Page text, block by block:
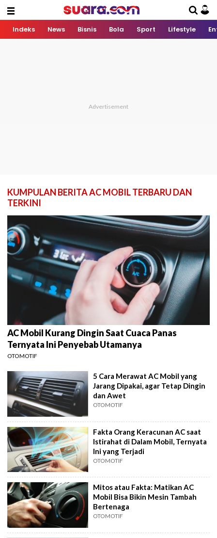
Indeks News Bisnis Bola Sport Lifestyle
KUMPULAN BERITA AC MOBIL TERBARU DAN
TERKINI
AC Mobil Kurang Dingin Saat Cuaca Panas
Ternyata Ini Penyebab Utamanya
OTOMOTIF
5 Cara Merawat AC Mobil yang
Jarang Dipakai, agar Tetap Dingin
dan Awet
OTOMOTIF
Fakta Orang Keracunan AC saat
Istirahat di Dalam Mobil, Ternyata
Ini yang Terjadi
OTOMOTIF
Mitos atau Fakta: Matikan AC
Mobil Bisa Bikin Mesin Tambah
Bertenaga
OTOMOTIF